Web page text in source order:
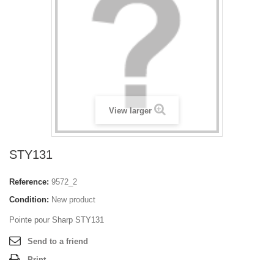
View larger
STY131
Reference: 9572_2
Condition: New product
Pointe pour Sharp STY131
Send to a friend